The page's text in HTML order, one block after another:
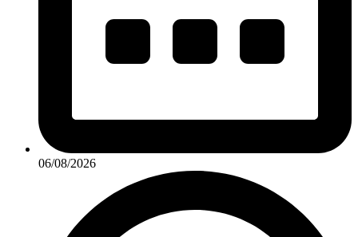
06/08/2026